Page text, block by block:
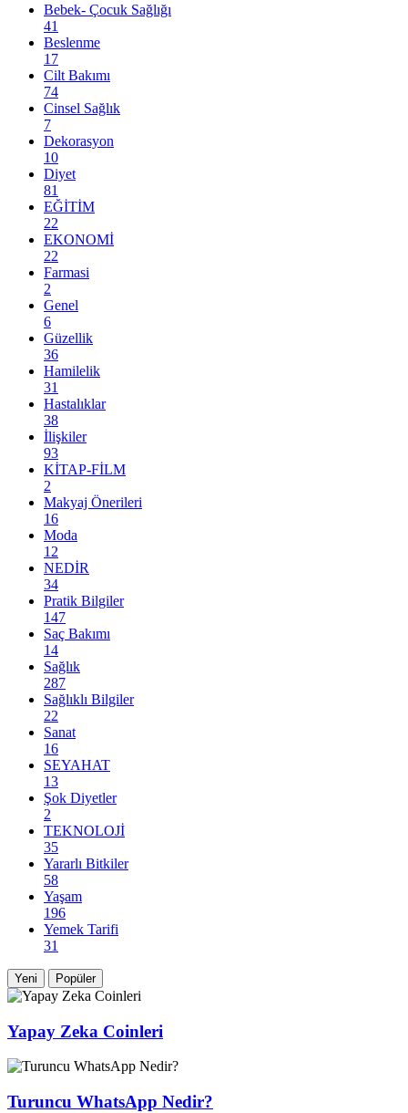
Bebek- Çocuk Sağlığı
41
Beslenme
17
Cilt Bakımı
74
Cinsel Sağlık
7
Dekorasyon
10
Diyet
81
EĞİTİM
22
EKONOMİ
22
Farmasi
2
Genel
6
Güzellik
36
Hamilelik
31
Hastalıklar
38
İlişkiler
93
KİTAP-FİLM
2
Makyaj Önerileri
16
Moda
12
NEDİR
34
Pratik Bilgiler
147
Saç Bakımı
14
Sağlık
287
Sağlıklı Bilgiler
22
Sanat
16
SEYAHAT
13
Şok Diyetler
2
TEKNOLOJİ
35
Yararlı Bitkiler
58
Yaşam
196
Yemek Tarifi
31
Yeni Popüler
Yapay Zeka Coinleri
Turuncu WhatsApp Nedir?